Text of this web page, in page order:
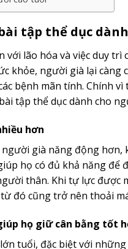
tập thể dục
lão hóa và việc duy
khỏe, người già lại càng
bệnh mãn tính. Chính
tập thể dục dành cho
hơn
già năng động
họ có đủ khả năng để
thân. Khi tự lực
đó cũng trở nên thoải
họ giữ cân bằng tốt
tuổi, đặc biệt với